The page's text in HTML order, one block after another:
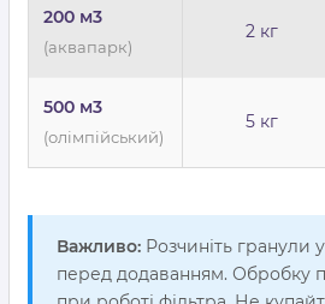
200 м3
(аквапарк)
2 кг
500 м3
(олімпійський)
5 кг
Важливо: Розчиніть гранули
перед додаванням. Обробку